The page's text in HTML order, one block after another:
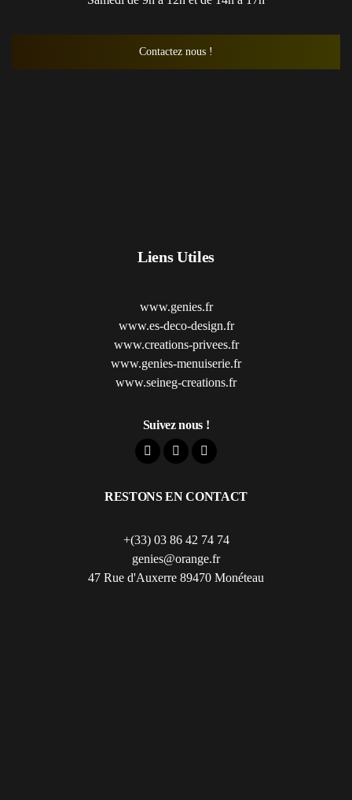
Contactez nous !
Liens Utiles
www.genies.fr
www.es-deco-design.fr
www.creations-privees.fr
www.genies-menuiserie.fr
www.seineg-creations.fr
Suivez nous !
RESTONS EN CONTACT
+(33) 03 86 42 74 74
genies@orange.fr
47 Rue d'Auxerre 89470 Monéteau